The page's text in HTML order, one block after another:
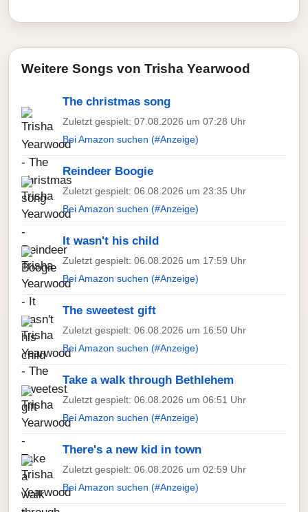
Weitere Songs von Trisha Yearwood
The christmas song
Zuletzt gespielt: 07.08.2026 um 07:28 Uhr
Bei Amazon suchen (#Anzeige)
Reindeer Boogie
Zuletzt gespielt: 06.08.2026 um 23:35 Uhr
Bei Amazon suchen (#Anzeige)
It wasn't his child
Zuletzt gespielt: 06.08.2026 um 17:59 Uhr
Bei Amazon suchen (#Anzeige)
The sweetest gift
Zuletzt gespielt: 06.08.2026 um 16:50 Uhr
Bei Amazon suchen (#Anzeige)
Take a walk through Bethlehem
Zuletzt gespielt: 06.08.2026 um 06:51 Uhr
Bei Amazon suchen (#Anzeige)
There's a new kid in town
Zuletzt gespielt: 06.08.2026 um 02:59 Uhr
Bei Amazon suchen (#Anzeige)